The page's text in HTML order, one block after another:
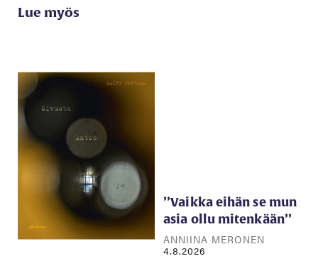
Lue myös
’’Vaikka eihän se mun
asia ollu mitenkään’’
ANNIINA MERONEN
4.8.2026